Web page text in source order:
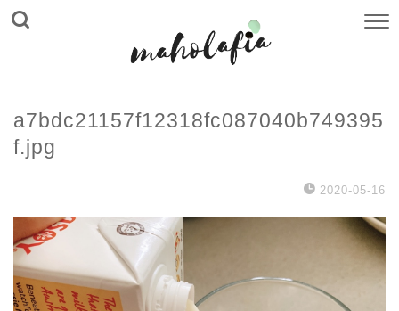
a7bdc21157f12318fc087040b749395
f.jpg
2020-05-16